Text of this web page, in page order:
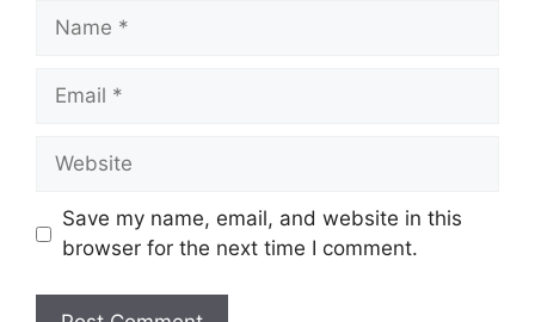
Name
Email
Website
Save my name, email, and website in this
browser for the next time I comment.